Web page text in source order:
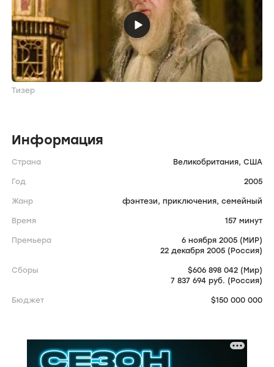
Тизер
Информация
Страна Великобритания, США
Год 2005
Жанр фэнтези, приключения, семейный
Время 157 минут
Премьера
6 ноября 2005 (МИР)
22 декабря 2005 (Россия)
Сборы
$606 898 042 (Мир)
7 837 694 руб. (Россия)
Бюджет $150 000 000